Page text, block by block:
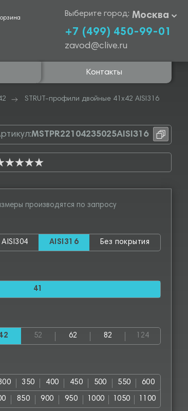
Выберите город: Москва
+7 (499) 450-99-01
zavod@clive.ru
Контакты
STRUT-профили двойные 41х42 AISI316
MSTPR22104235025AISI316
производятся по запросу
AISI304 AISI316 Без покрытия
41
52 62 82 124
350 400 450 500 550 600
850 900 950 1000 1050 1100